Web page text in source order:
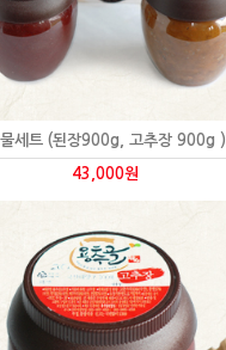
세트 (된장900g, 고추장 900g )
43,000원